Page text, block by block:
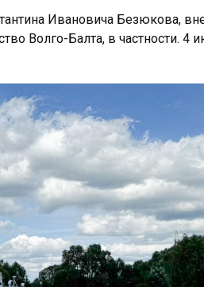
Ивановича Безюкова,
Волго-Балта, в частности. 4